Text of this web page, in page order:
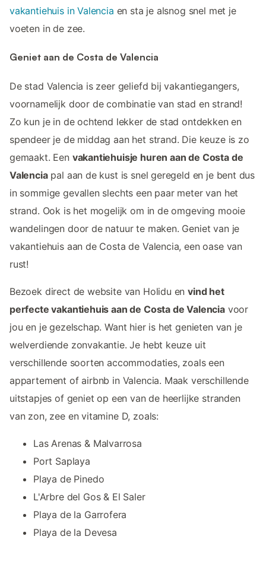
vakantiehuis in Valencia en sta je alsnog snel met je
voeten in de zee.
Geniet aan de Costa de Valencia
De stad Valencia is zeer geliefd bij vakantiegangers,
voornamelijk door de combinatie van stad en strand!
Zo kun je in de ochtend lekker de stad ontdekken en
spendeer je de middag aan het strand. Die keuze is zo
gemaakt. Een vakantiehuisje huren aan de Costa de
Valenciapal aan de kust is snel geregeld en je bent dus
in sommige gevallen slechts een paar meter van het
strand. Ook is het mogelijk om in de omgeving mooie
wandelingen door de natuur te maken. Geniet van je
vakantiehuis aan de Costa de Valencia, een oase van
rust!
Bezoek direct de website van Holidu envind het
perfecte vakantiehuis aan de Costa de Valenciavoor
jou en je gezelschap. Want hier is het genieten van je
welverdiende zonvakantie. Je hebt keuze uit
verschillende soorten accommodaties, zoals een
appartement of airbnb in Valencia. Maak verschillende
uitstapjes of geniet op een van de heerlijke stranden
van zon, zee en vitamine D, zoals:
Las Arenas & Malvarrosa
Port Saplaya
Playa de Pinedo
L'Arbre del Gos & El Saler
Playa de la Garrofera
Playa de la Devesa